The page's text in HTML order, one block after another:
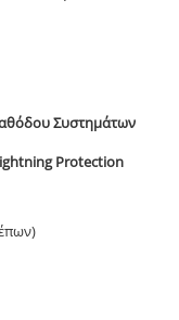
Συστημάτων
Protection